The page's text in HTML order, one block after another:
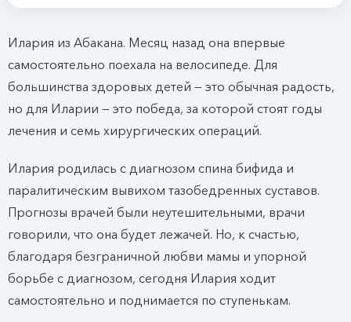
Илария из Абакана. Месяц назад она впервые
самостоятельно поехала на велосипеде. Для
большинства здоровых детей — это обычная радость,
но для Иларии — это победа, за которой стоят годы
лечения и семь хирургических операций.
Илария родилась с диагнозом спина бифида и
паралитическим вывихом тазобедренных суставов.
Прогнозы врачей были неутешительными, врачи
говорили, что она будет лежачей. Но, к счастью,
благодаря безграничной любви мамы и упорной
борьбе с диагнозом, сегодня Илария ходит
самостоятельно и поднимается по ступенькам.